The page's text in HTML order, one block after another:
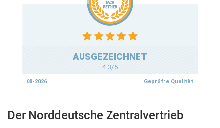
Der Norddeutsche Zentralvertrieb